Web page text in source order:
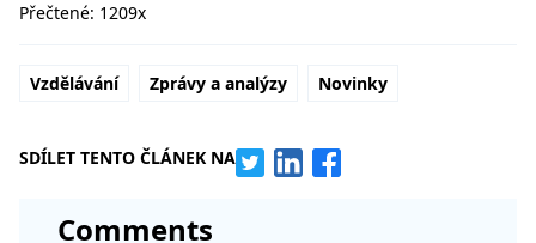
Přečtené: 1209x
Vzdělávání Zprávy a analýzy Novinky
SDÍLET TENTO ČLÁNEK NA
Comments